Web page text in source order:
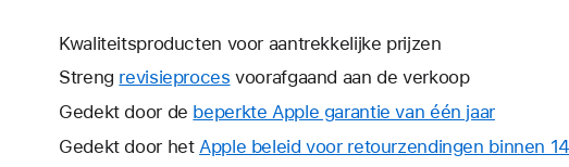
Kwaliteitsproducten voor aantrekkelijke prijzen
Streng revisieproces voorafgaand aan de verkoop
Gedekt door de beperkte Apple garantie van één jaarHierdoor
wordt
Gedekt door het Apple beleid voor retourzendingen binnen